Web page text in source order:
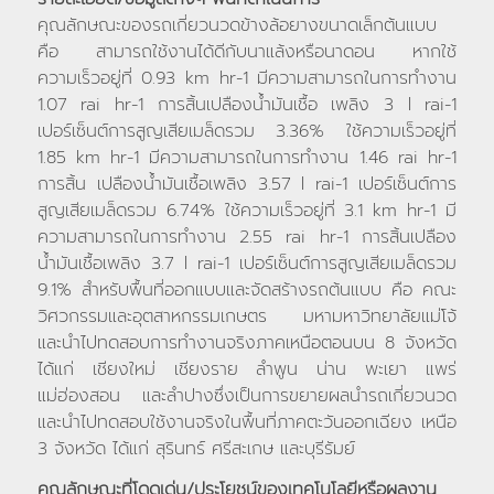
คุณลักษณะของรถเกี่ยวนวดข้างล้อยางขนาดเล็กต้นแบบ
คือ สามารถใช้งานได้ดีกับนาแล้งหรือนาดอน หากใช้
ความเร็วอยู่ที่ 0.93 km hr-1 มีความสามารถในการทำงาน
1.07 rai hr-1 การสิ้นเปลืองน้ำมันเชื้อ เพลิง 3 l rai-1
เปอร์เซ็นต์การสูญเสียเมล็ดรวม 3.36% ใช้ความเร็วอยู่ที่
1.85 km hr-1 มีความสามารถในการทำงาน 1.46 rai hr-1
การสิ้น เปลืองน้ำมันเชื้อเพลิง 3.57 l rai-1 เปอร์เซ็นต์การ
สูญเสียเมล็ดรวม 6.74% ใช้ความเร็วอยู่ที่ 3.1 km hr-1 มี
ความสามารถในการทำงาน 2.55 rai hr-1 การสิ้นเปลือง
น้ำมันเชื้อเพลิง 3.7 l rai-1 เปอร์เซ็นต์การสูญเสียเมล็ดรวม
9.1% สำหรับพื้นที่ออกแบบและจัดสร้างรถต้นแบบ คือ คณะ
วิศวกรรมและอุตสาหกรรมเกษตร มหามหาวิทยาลัยแม่โจ้
และนำไปทดสอบการทำงานจริงภาคเหนือตอนบน 8 จังหวัด
ได้แก่ เชียงใหม่ เชียงราย ลำพูน น่าน พะเยา แพร่
แม่ฮ่องสอน และลำปางซึ่งเป็นการขยายผลนำรถเกี่ยวนวด
และนำไปทดสอบใช้งานจริงในพื้นที่ภาคตะวันออกเฉียง เหนือ
3 จังหวัด ได้แก่ สุรินทร์ ศรีสะเกษ และบุรีรัมย์